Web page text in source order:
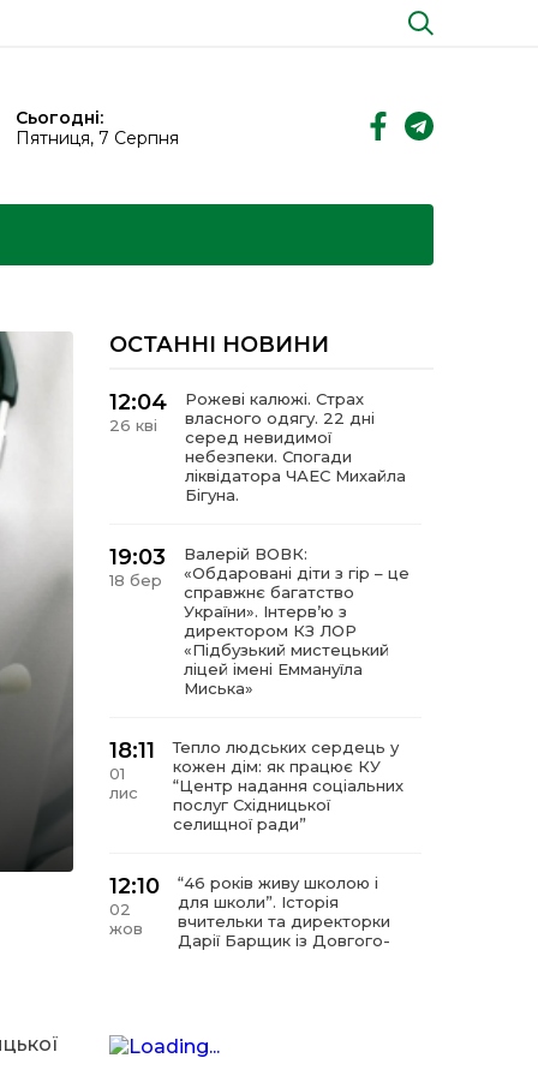
Сьогодні:
Пятниця, 7 Серпня
ОСТАННІ НОВИНИ
12:04
26 кві
Рожеві калюжі. Страх
власного одягу. 22 дні
серед невидимої
небезпеки. Спогади
ліквідатора ЧАЕС Михайла
Бігуна.
19:03
18 бер
Валерій ВОВК:
«Обдаровані діти з гір – це
справжнє багатство
України». Інтервʼю з
директором КЗ ЛОР
«Підбузький мистецький
ліцей імені Еммануїла
Миська»
18:11
01
лис
Тепло людських сердець у
кожен дім: як працює КУ
“Центр надання соціальних
послуг Східницької
селищної ради”
12:10
02
жов
“46 років живу школою і
для школи”. Історія
вчительки та директорки
Дарії Барщик із Довгого-
11 вер
любові до дітей”. Інтерв’ю
з директором КЗ